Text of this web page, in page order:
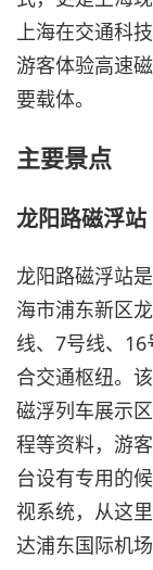
上海在交通科
游客体验高速
要载体。
主要景点
龙阳路磁浮站
龙阳路磁浮站
海市浦东新区
线、7号线、
合交通枢纽。
磁浮列车展示
程等资料，游
台设有专用的
视系统，从这
达浦东国际机